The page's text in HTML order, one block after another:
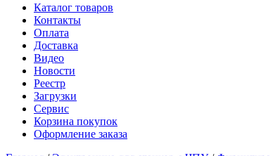
Каталог товаров
Контакты
Оплата
Доставка
Видео
Новости
Реестр
Загрузки
Сервис
Корзина покупок
Оформление заказа